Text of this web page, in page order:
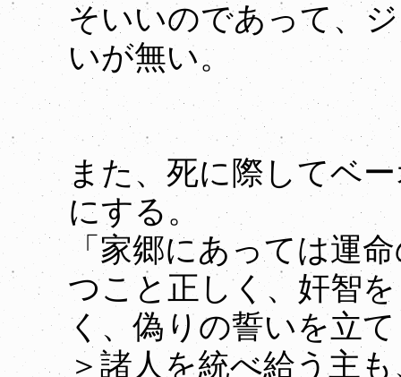
そいいのであって、
いが無い。
また、死に際してベ
にする。
「家郷にあっては運
つこと正しく、奸智
く、偽りの誓いを立
＞諸人を統べ給う主